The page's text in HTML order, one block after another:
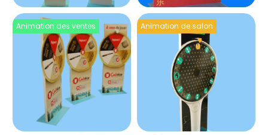
Animation des ventes Animation de salon